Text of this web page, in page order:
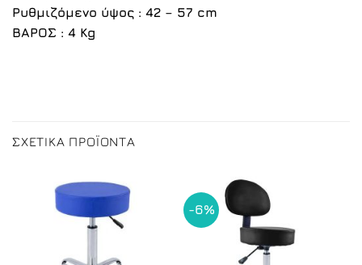
Ρυθμιζόμενο ύψος : 42 – 57 cm
ΒΑΡΟΣ : 4 Kg
ΣΧΕΤΙΚΆ ΠΡΟΪΌΝΤΑ
-6%